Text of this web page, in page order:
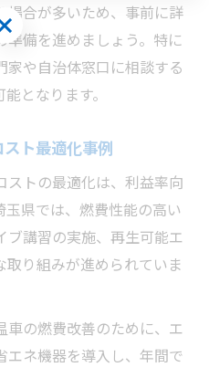
場合が多いため、事前に詳
備を進めましょう。特に
や自治体窓口に相談する
となります。
ト最適化事例
ストの最適化は、利益率向
県では、燃費性能の高い
ブ講習の実施、再生可能エ
り組みが進められていま
車の燃費改善のために、エ
エネ機器を導入し、年間で
せはこちら